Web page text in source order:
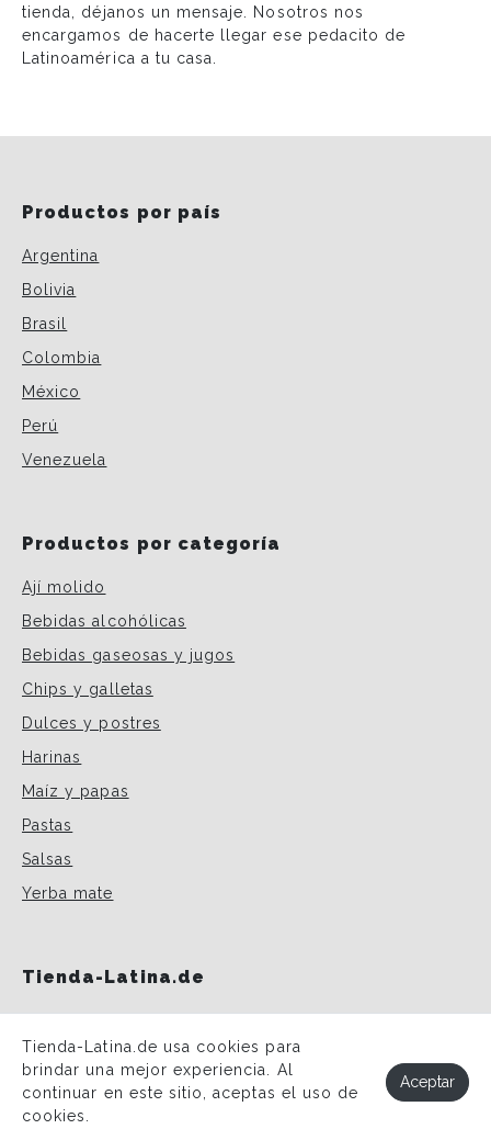
Tienda-Latina.de usa cookies para
brindar una mejor experiencia. Al
continuar en este sitio, aceptas el uso de
cookies.
Aceptar
tienda, déjanos un mensaje. Nosotros nos
encargamos de hacerte llegar ese pedacito de
Latinoamérica a tu casa.
Productos por país
Argentina
Bolivia
Brasil
Colombia
México
Perú
Venezuela
Productos por categoría
Ají molido
Bebidas alcohólicas
Bebidas gaseosas y jugos
Chips y galletas
Dulces y postres
Harinas
Maíz y papas
Pastas
Salsas
Yerba mate
Tienda-Latina.de
Datenschutz